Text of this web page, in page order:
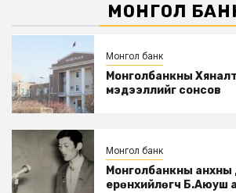
МОНГОЛ
Монгол банк
Монголбанкны
мэдээллийг сонсов
Монгол банк
Монголбанкны анхны
eрөнхийлөгч Б.Аюуш